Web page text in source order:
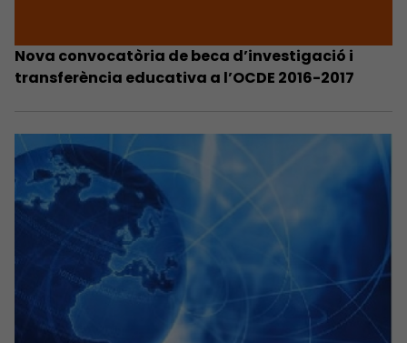
Nova convocatòria de beca d’investigació i
transferència educativa a l’OCDE 2016-2017